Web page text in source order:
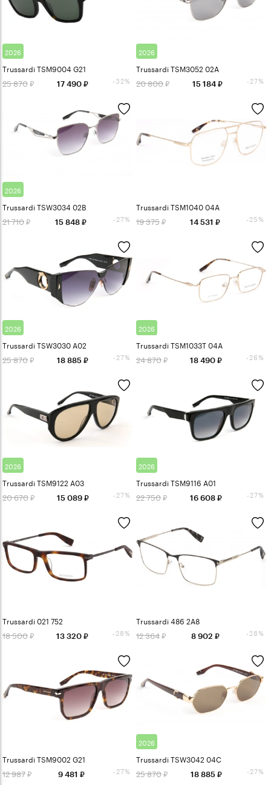
2026
Trussardi TSM9004 G21
25 870 17 490 -32%
2026
Trussardi TSM3052 02A
20 800 15 184 -27%
2026
Trussardi TSW3034 02B
21 710 15 848 -27%
Trussardi TSM1040 04A
19 375 14 531 -25%
2026
Trussardi TSW3030 A02
25 870 18 885 -27%
2026
Trussardi TSM1033T 04A
24 870 18 490 -26%
2026
Trussardi TSM9122 A03
20 670 15 089 -27%
2026
Trussardi TSM9116 A01
22 750 16 608 -27%
Trussardi 021 752
18 500 13 320 -28%
Trussardi 486 2A8
12 364 8 902 -28%
Trussardi TSM9002 G21
12 987 9 481 -27%
2026
Trussardi TSW3042 04C
25 870 18 885 -27%